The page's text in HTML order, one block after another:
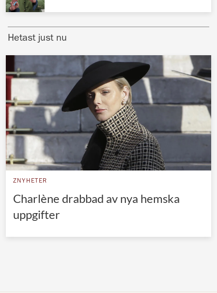
Nederländska kungahuset
Belgiska kungahuset
Jordanska kungahuset
Luxemburgska storhertighuset
Japanska kejsarhuset
Thailändska kungahuset
Marockanska kungahuset
Hetast just nu
ZNYHETER
Charlène drabbad av nya hemska
uppgifter